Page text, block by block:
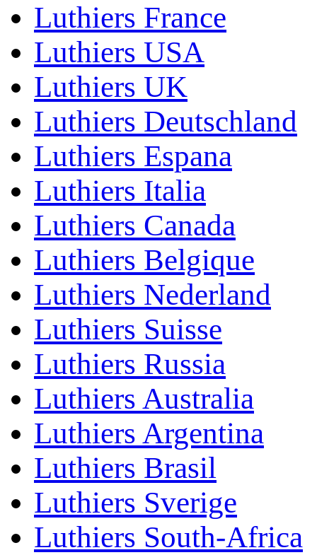
Luthiers France
Luthiers USA
Luthiers UK
Luthiers Deutschland
Luthiers Espana
Luthiers Italia
Luthiers Canada
Luthiers Belgique
Luthiers Nederland
Luthiers Suisse
Luthiers Russia
Luthiers Australia
Luthiers Argentina
Luthiers Brasil
Luthiers Sverige
Luthiers South-Africa